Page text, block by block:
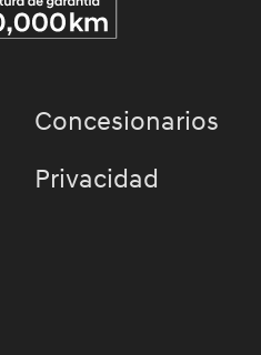
Concesionarios
Privacidad